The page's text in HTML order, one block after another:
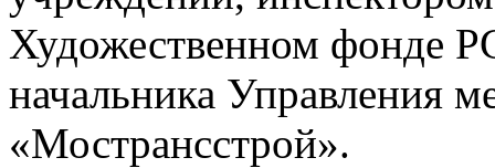
Художественном фонде
начальника Управления
«Мострансстрой».